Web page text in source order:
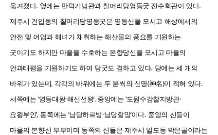
옮겨졌다. 옆에는 만덕기념관과 칠머리당영등굿 전수회관이 있다.
제주시 건입동의 칠머리당영등굿은 영등신을 모시고 해상에서의
안전 및 어업과 해녀가 채취하는 해산물의 풍요를 기원하는
굿이기도 하지만 마을을 수호하는 본향당신을 모시고 마을의
안과태평을 기원하기도 하여 당굿도 겸하고 있다. 당에는 세 개의
바위가 있는데, 각각의 바위에는 두 분씩의 신명(神名)이 적혀 있다.
서쪽에는 ‘영등대왕·해신선왕’, 중앙에는 ‘도원수감찰지방관·
요왕부인’, 동쪽에는 ‘남당하르방·남당할망’이다. 중앙의 신들이
마을의 본향신 부부이며 동쪽의 신들은 제주시 일도동 막은골이라는